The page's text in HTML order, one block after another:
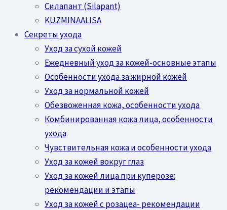
Силапант (Silapant)
KUZMINAALISA
Секреты ухода
Уход за сухой кожей
Ежедневный уход за кожей-основные этапы
Особенности ухода за жирной кожей
Уход за нормальной кожей
Обезвоженная кожа, особенности ухода
Комбинированная кожа лица, особенности
ухода
Чувствительная кожа и особенности ухода
Уход за кожей вокруг глаз
Уход за кожей лица при куперозе:
рекомендации и этапы
Уход за кожей с розацеа- рекомендации